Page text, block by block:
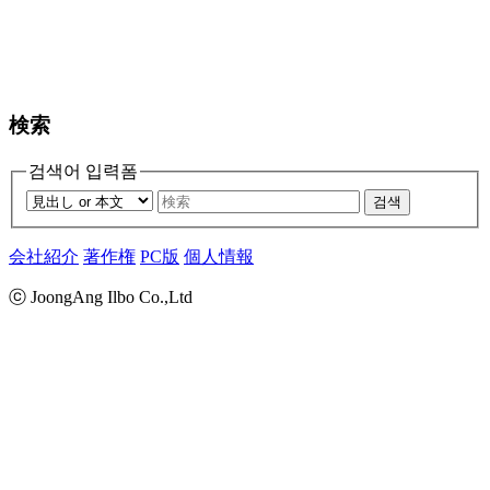
検索
검색어 입력폼
검색
会社紹介 著作権 PC版 個人情報
ⓒ JoongAng Ilbo Co.,Ltd